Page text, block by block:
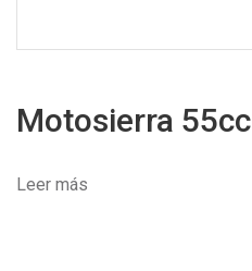
Motosierra 55cc
Leer más